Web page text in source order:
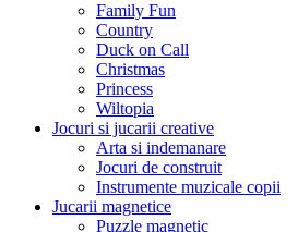
Family Fun
Country
Duck on Call
Christmas
Princess
Wiltopia
Jocuri si jucarii creative
Arta si indemanare
Jocuri de construit
Instrumente muzicale copii
Jucarii magnetice
Puzzle magnetic